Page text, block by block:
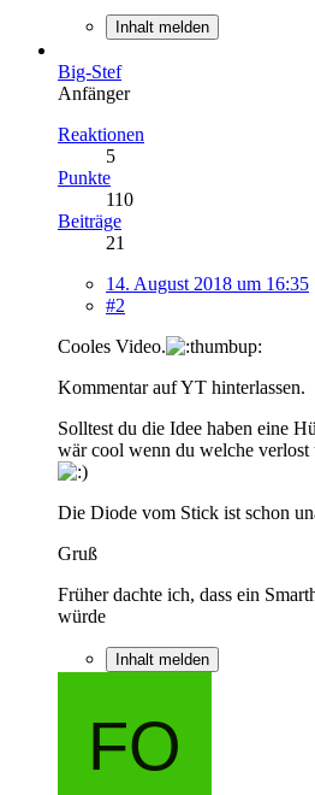
Inhalt melden
Big-Stef
Anfänger
Reaktionen
5
Punkte
110
Beiträge
21
14. August 2018 um 16:35
#2
Cooles Video.
Kommentar auf YT hinterlassen.
Solltest du die Idee haben eine
wär cool wenn du welche
Die Diode vom Stick ist schon
Gruß
Früher dachte ich, dass ein
würde
Inhalt melden